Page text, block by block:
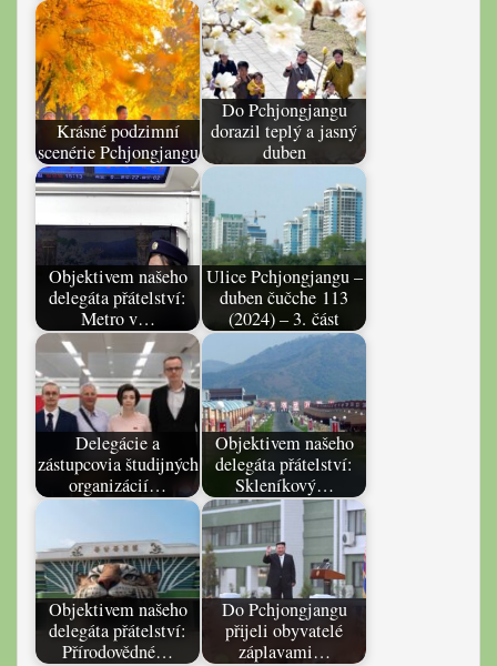
Krásné podzimní
scenérie Pchjongjangu
Do Pchjongjangu
dorazil teplý a jasný
duben
Objektivem našeho
delegáta přátelství:
Metro v…
Ulice Pchjongjangu –
duben čučche 113
(2024) – 3. část
Delegácie a
zástupcovia študijných
organizácií…
Objektivem našeho
delegáta přátelství:
Skleníkový…
Objektivem našeho
delegáta přátelství:
Přírodovědné…
Do Pchjongjangu
přijeli obyvatelé
záplavami…